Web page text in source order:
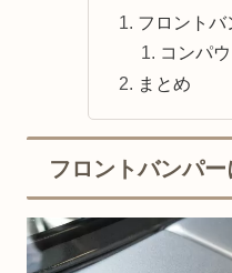
フロント
コンパ
まとめ
フロントバンパ